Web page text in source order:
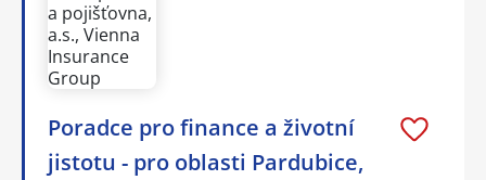
Poradce pro finance a životní
jistotu - pro oblasti Pardubice,